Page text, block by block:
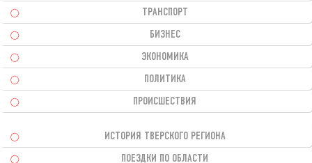
ТРАНСПОРТ
БИЗНЕС
ЭКОНОМИКА
ПОЛИТИКА
ПРОИСШЕСТВИЯ
ИСТОРИЯ ТВЕРСКОГО РЕГИОНА
ПОЕЗДКИ ПО ОБЛАСТИ